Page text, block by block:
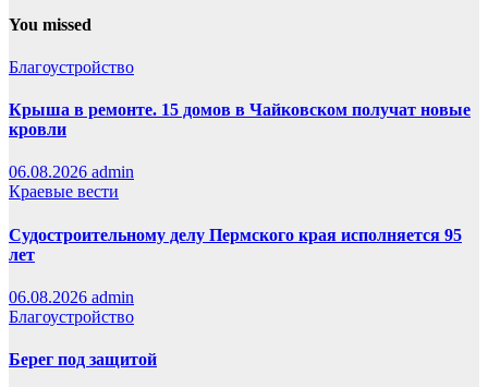
You missed
Благоустройство
Крыша в ремонте. 15 домов в Чайковском получат новые
кровли
06.08.2026 admin
Краевые вести
Судостроительному делу Пермского края исполняется 95
лет
06.08.2026 admin
Благоустройство
Берег под защитой